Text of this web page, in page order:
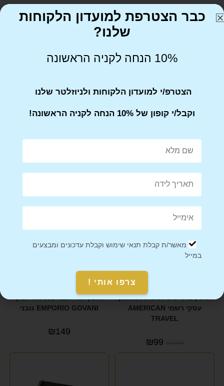
Pin This Product
Mail This Product
ארנק כרטיסים ושטרות בסגנון
עסקי רשמי AMERICAN
TRAVEL
₪299
₪99
ארנק עור לגבר במראה עסקי
EMPORIO GOVANI גובני
₪149
כבר הצטרפת למועדון הלקוחות
שלנו?
10% הנחה לקניה הראשונה
הצטרפ/י למועדון הלקוחות ולניוזלטר שלנו
וקבל/י קופון של 10% הנחה לקניה הראשונה!
מאשר/ת קבלת תנאי שימוש וקבלת עדכונים ומבצעים
במייל
צרפו אותי !